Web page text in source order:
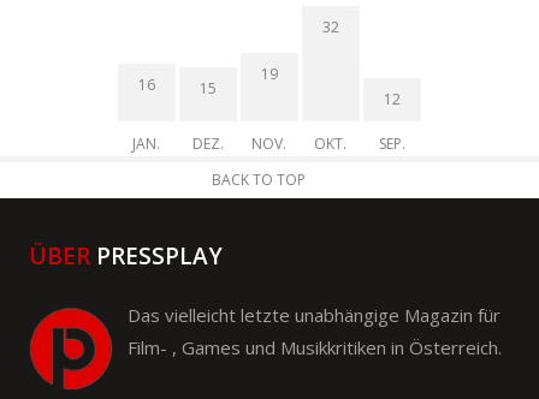
16
JAN.
15
DEZ.
19
NOV.
32
OKT.
12
SEP.
BACK TO TOP
ÜBER PRESSPLAY
Das vielleicht letzte unabhängige Magazin für
Film- , Games und Musikkritiken in Österreich.